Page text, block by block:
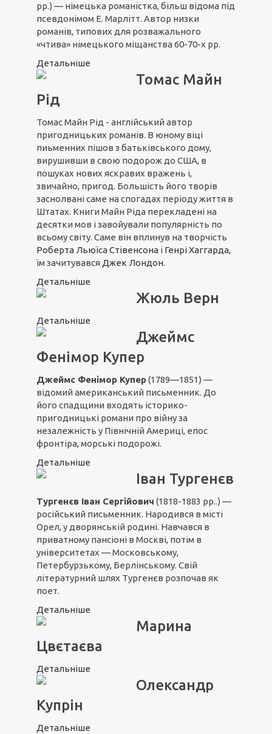
рр.) — німецька романістка, більш відома під
псевдонімом Е. Марлітт. Автор низки
романів, типових для розважального
«чтива» німецького міщанства 60-70-х рр.
Детальніше
Томас Майн
Рід
Томас Майн Рід - англійський автор
пригодницьких романів. В юному віці
пиьменних пішов з батьківського дому,
вирушивши в свою подорож до США, в
пошуках нових яскравих вражень і,
звичайно, пригод. Большість його творів
заснолвані саме на спогадах періоду життя в
Штатах. Книги Майн Ріда перекладені на
десятки мов і завойували популярність по
всьому світу. Саме він вплинув на творчість
Роберта Льюїса Стівенсона і Генрі Хаггарда,
їм зачитувався Джек Лондон.
Детальніше
Жюль Верн
Детальніше
Джеймс
Фенімор Купер
Джеймс Фенімор Купер(1789—1851) —
відомий американський письменник. До
його спадщини входять історико-
пригодницькі романи про війну за
незалежність у Північній Америці, епос
фронтіра, морські подорожі.
Детальніше
Іван Тургенєв
Тургенєв Іван Сергійович (1818-1883 рр..) —
російський письменник. Народився в місті
Орел, у дворянській родині. Навчався в
приватному пансіоні в Москві, потім в
університетах — Московському,
Петербурзькому, Берлінському. Свій
літературний шлях Тургенєв розпочав як
поет.
Детальніше
Марина
Цвєтаєва
Детальніше
Олександр
Купрін
Детальніше